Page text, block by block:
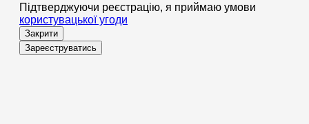
Підтверджуючи реєстрацію, я приймаю умови
користувацької угоди
Закрити
Зареєструватись